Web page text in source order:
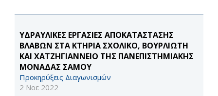
ΥΔΡΑΥΛΙΚΕΣ ΕΡΓΑΣΙΕΣ ΑΠΟΚΑΤΑΣΤΑΣΗΣ
ΒΛΑΒΩΝ ΣΤΑ ΚΤΗΡΙΑ ΣΧΟΛΙΚΟ, ΒΟΥΡΛΙΩΤΗ
ΚΑΙ ΧΑΤΖΗΓΙΑΝΝΕΙΟ ΤΗΣ ΠΑΝΕΠΙΣΤΗΜΙΑΚΗΣ
ΜΟΝΑΔΑΣ ΣΑΜΟΥ
Προκηρύξεις Διαγωνισμών
2 Νοε 2022